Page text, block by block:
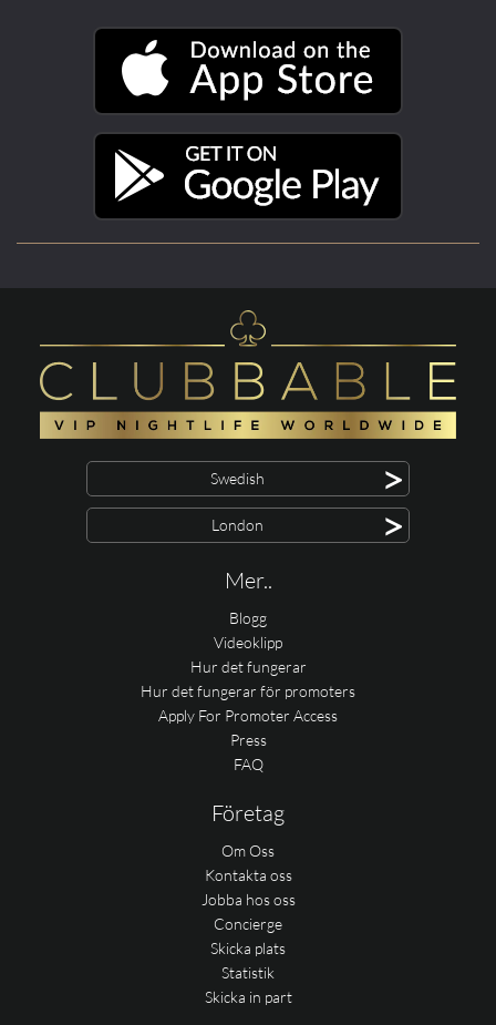
Swedish >
London >
Mer..
Blogg
Videoklipp
Hur det fungerar
Hur det fungerar för promoters
Apply For Promoter Access
Press
FAQ
Företag
Om Oss
Kontakta oss
Jobba hos oss
Concierge
Skicka plats
Statistik
Skicka in part